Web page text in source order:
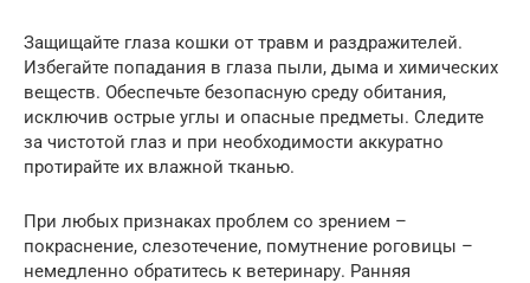
Защищайте глаза кошки от травм и раздражителей.
Избегайте попадания в глаза пыли, дыма и химических
веществ. Обеспечьте безопасную среду обитания,
исключив острые углы и опасные предметы. Следите
за чистотой глаз и при необходимости аккуратно
протирайте их влажной тканью.
При любых признаках проблем со зрением –
покраснение, слезотечение, помутнение роговицы –
немедленно обратитесь к ветеринару. Ранняя